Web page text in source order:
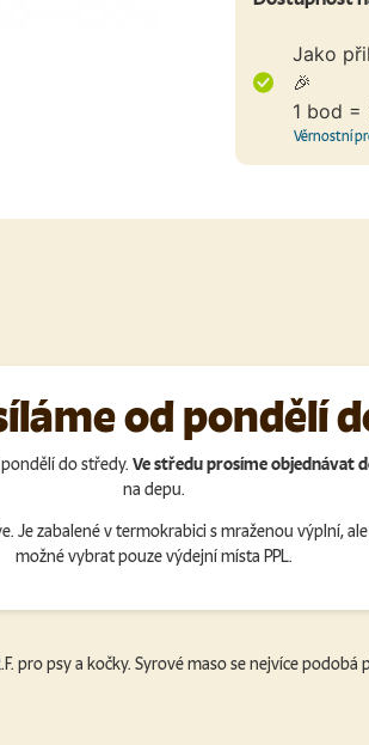
Jako
🎉
1 bod =
Věrnostní
od pondělí
do středy. Ve středu prosíme objednávat
na depu.
zabalené v termokrabici s mraženou výplní,
možné vybrat pouze výdejní místa PPL.
pro psy a kočky. Syrové maso se nejvíce podobá